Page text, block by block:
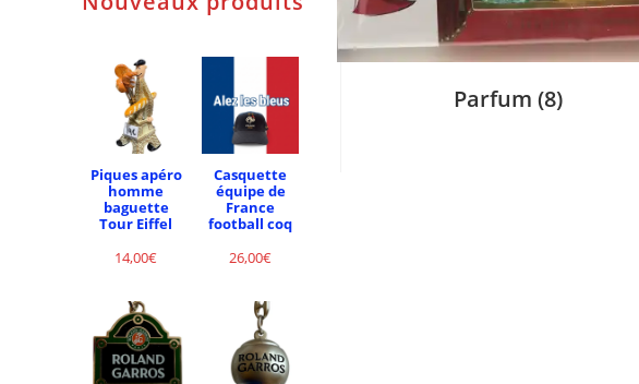
Parfum(8)
Piques apéro
homme
baguette
Tour Eiffel
14,00€
Casquette
équipe de
France
football coq
26,00€